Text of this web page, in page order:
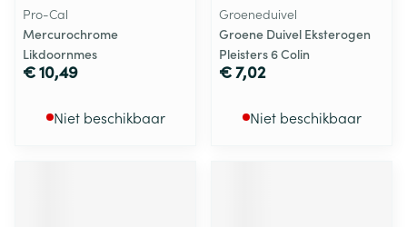
Pro-Cal
Mercurochrome
Likdoornmes
€ 10,49
Niet beschikbaar
Groeneduivel
Groene Duivel Eksterogen
Pleisters 6 Colin
€ 7,02
Niet beschikbaar